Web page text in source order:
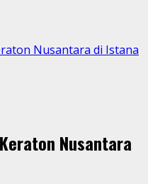
Nusantara di Istana
Nusantara